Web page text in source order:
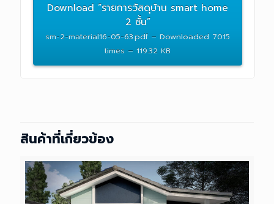
Download “รายการวัสดุบ้าน smart home
2 ชั้น”
sm-2-material16-05-63.pdf – Downloaded 7015
times – 119.32 KB
สินค้าที่เกี่ยวข้อง